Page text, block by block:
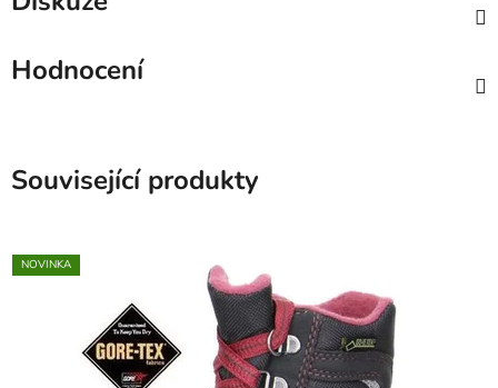
Hodnocení
Související produkty
NOVINKA